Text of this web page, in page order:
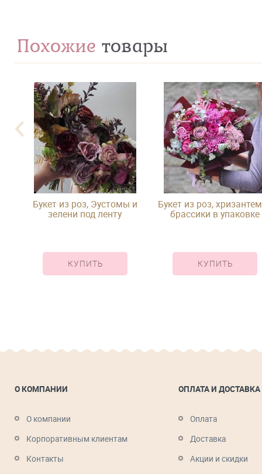
Похожие товары
Букет из роз, Эустомы и
зелени под ленту
КУПИТЬ
Букет из роз,
брассики в упаковке
КУПИТЬ
О КОМПАНИИ
О компании
Корпоративным клиентам
Контакты
ОПЛАТА И ДОСТАВКА
Оплата
Доставка
Акции и скидки